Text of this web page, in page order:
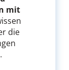
mit
die